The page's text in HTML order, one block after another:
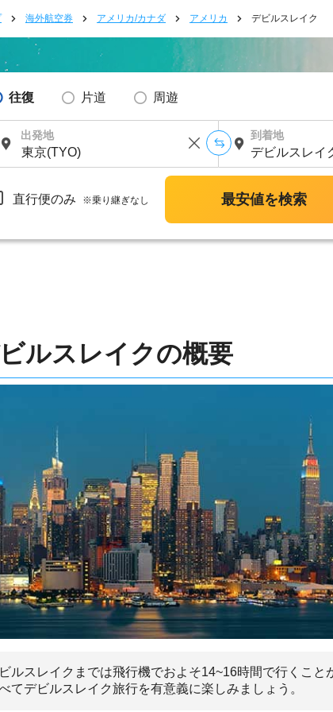
海外航空券 アメリカ/カナダ アメリカ デビルスレイク
往復 片道 周遊
出発地 到着地
直行便のみ ※乗り継ぎなし 最安値を検索
ルスレイクの概要
ルスレイクまでは飛行機でおよそ14~16時間で行くこ
てデビルスレイク旅行を有意義に楽しみましょう。